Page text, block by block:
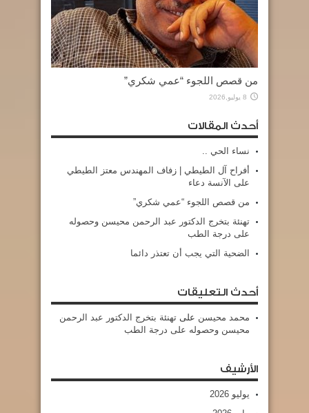
من قصص اللجوء “عمي شكري”
8 يوليو,2026
أحدث المقالات
نساء الحي ..
أفراح آل الطيطي | زفاف المهندس معتز الطيطي
على الآنسة دعاء
من قصص اللجوء “عمي شكري”
تهنئة بتخرج الدكتور عبد الرحمن محيسن وحصوله
على درجة الطب
الضحية التي يجب أن تعتذر دائما
أحدث التعليقات
محمد محيسن على تهنئة بتخرج الدكتور عبد الرحمن
محيسن وحصوله على درجة الطب
الأرشيف
يوليو 2026